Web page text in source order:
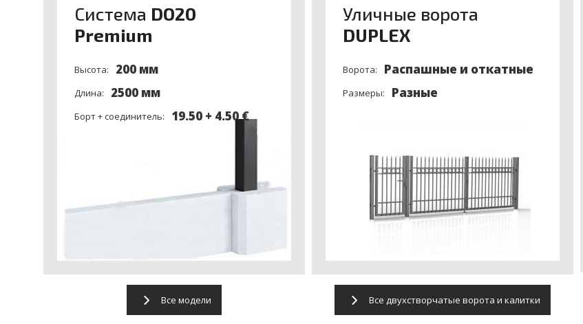
Система DO20
Premium
Высота: 200 мм
Длина: 2500 мм
Борт + соединитель: 19.50 + 4.50 €
Все модели
Уличные ворота
DUPLEX
Ворота: Распашные и откатные
Размеры: Разные
Все двухстворчатые ворота и калитки